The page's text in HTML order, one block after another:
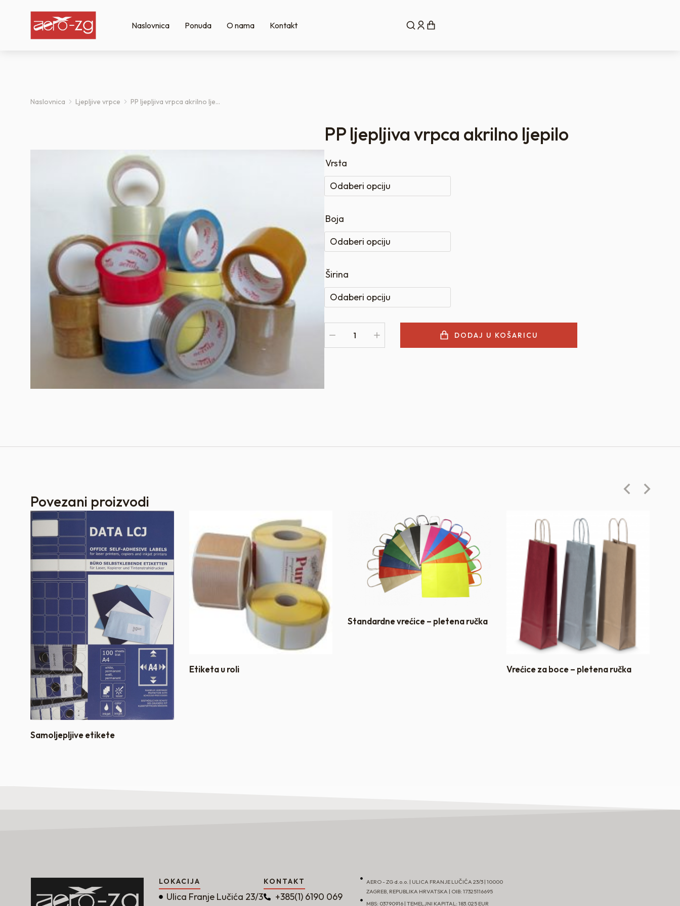
Naslovnica Ponuda O nama Kontakt
You are here:
Naslovnica Ljepljive vrpce PP ljepljiva vrpca akrilno lje…
PP ljepljiva vrpca akrilno ljepilo
Vrsta
Boja
Širina
DODAJ U KOŠARICU
Povezani proizvodi
Samoljepljive etikete
Etiketa u roli
Standardne vrećice – pletena ručka
Vrećice za boce – pletena ručka
LOKACIJA
Ulica Franje Lučića 23/3
KONTAKT
+385(1) 6190 069
AERO - ZG d.o.o. | ULICA FRANJE LUČIĆA 23/3 | 10000
ZAGREB, REPUBLIKA HRVATSKA | OIB: 17325116695
MBS: 03790916 | TEMELJNI KAPITAL: 183.025 EUR